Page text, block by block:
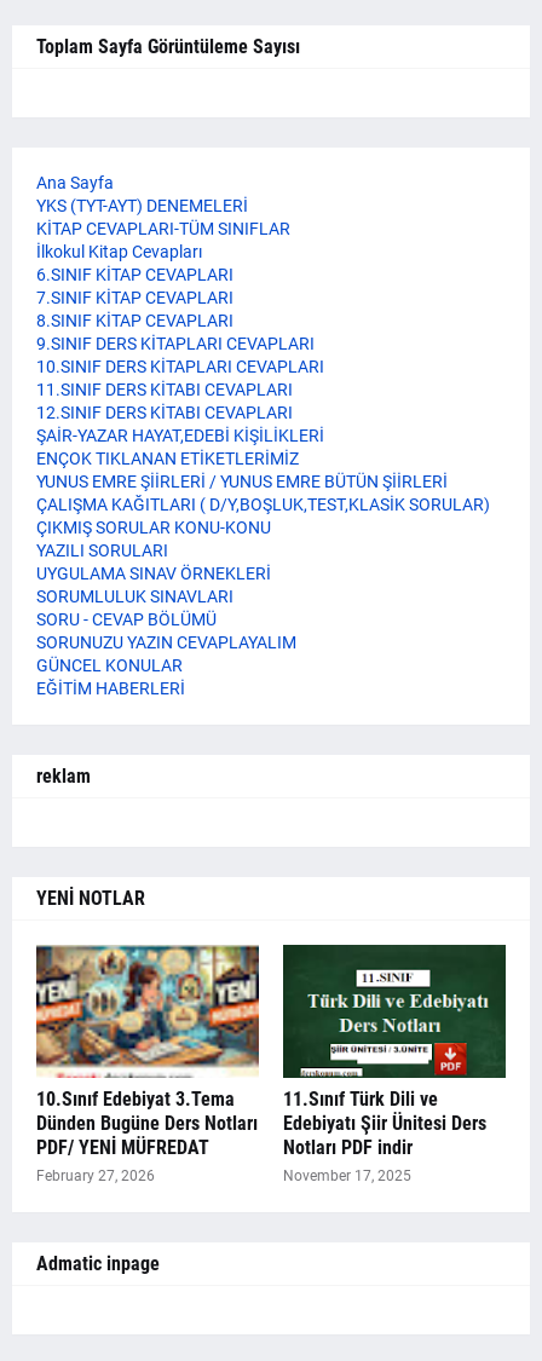
Toplam Sayfa Görüntüleme Sayısı
Ana Sayfa
YKS (TYT-AYT) DENEMELERİ
KİTAP CEVAPLARI-TÜM SINIFLAR
İlkokul Kitap Cevapları
6.SINIF KİTAP CEVAPLARI
7.SINIF KİTAP CEVAPLARI
8.SINIF KİTAP CEVAPLARI
9.SINIF DERS KİTAPLARI CEVAPLARI
10.SINIF DERS KİTAPLARI CEVAPLARI
11.SINIF DERS KİTABI CEVAPLARI
12.SINIF DERS KİTABI CEVAPLARI
ŞAİR-YAZAR HAYAT,EDEBİ KİŞİLİKLERİ
ENÇOK TIKLANAN ETİKETLERİMİZ
YUNUS EMRE ŞİİRLERİ / YUNUS EMRE BÜTÜN ŞİİRLERİ
ÇALIŞMA KAĞITLARI ( D/Y,BOŞLUK,TEST,KLASİK SORULAR)
ÇIKMIŞ SORULAR KONU-KONU
YAZILI SORULARI
UYGULAMA SINAV ÖRNEKLERİ
SORUMLULUK SINAVLARI
SORU - CEVAP BÖLÜMÜ
SORUNUZU YAZIN CEVAPLAYALIM
GÜNCEL KONULAR
EĞİTİM HABERLERİ
reklam
YENİ NOTLAR
10.Sınıf Edebiyat 3.Tema
Dünden Bugüne Ders Notları
PDF/ YENİ MÜFREDAT
February 27, 2026
11.Sınıf Türk Dili ve
Edebiyatı Şiir Ünitesi Ders
Notları PDF indir
November 17, 2025
Admatic inpage